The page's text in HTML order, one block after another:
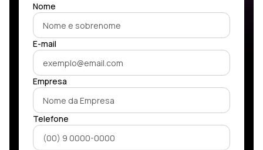
Nome
E-mail
Empresa
Telefone